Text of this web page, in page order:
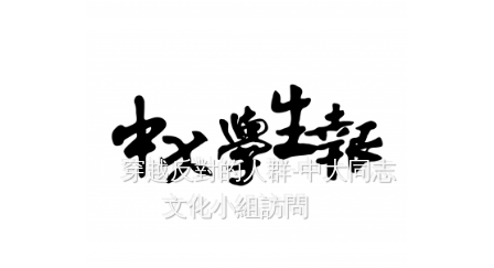
穿越反對的人群-中大同志
文化小組訪問